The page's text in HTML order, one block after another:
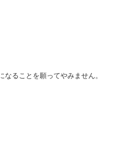
ることを願ってやみません。